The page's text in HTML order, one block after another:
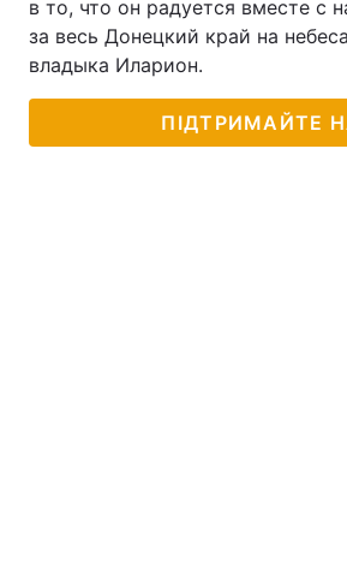
в то, что он радуется вместе с
за весь Донецкий край на
владыка Иларион.
ПІДТРИМАЙТЕ